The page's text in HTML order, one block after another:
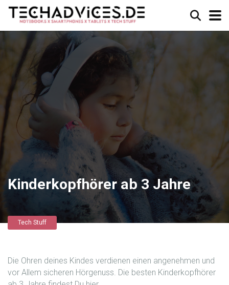
Kinderkopfhörer ab 3 Jahre
Tech Stuff
Die Ohren deines Kindes verdienen einen angenehmen und
vor Allem sicheren Hörgenuss. Die besten Kinderkopfhörer